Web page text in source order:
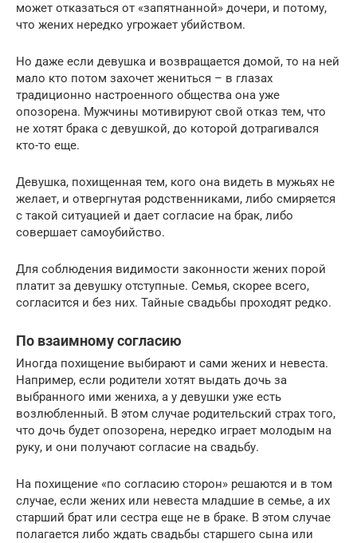
может отказаться от «запятнанной» дочери, и потому,
что жених нередко угрожает убийством.
Но даже если девушка и возвращается домой, то на ней
мало кто потом захочет жениться – в глазах
традиционно настроенного общества она уже
опозорена. Мужчины мотивируют свой отказ тем, что
не хотят брака с девушкой, до которой дотрагивался
кто-то еще.
Девушка, похищенная тем, кого она видеть в мужьях не
желает, и отвергнутая родственниками, либо смиряется
с такой ситуацией и дает согласие на брак, либо
совершает самоубийство.
Для соблюдения видимости законности жених порой
платит за девушку отступные. Семья, скорее всего,
согласится и без них. Тайные свадьбы проходят редко.
По взаимному согласию
Иногда похищение выбирают и сами жених и невеста.
Например, если родители хотят выдать дочь за
выбранного ими жениха, а у девушки уже есть
возлюбленный. В этом случае родительский страх того,
что дочь будет опозорена, нередко играет молодым на
руку, и они получают согласие на свадьбу.
На похищение «по согласию сторон» решаются и в том
случае, если жених или невеста младшие в семье, а их
старший брат или сестра еще не в браке. В этом случае
полагается либо ждать свадьбы старшего сына или